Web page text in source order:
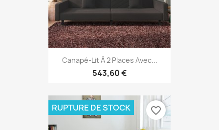
Canapé-Lit À 2 Places Avec...
543,60 €
RUPTURE DE STOCK favorite_border